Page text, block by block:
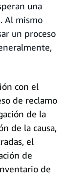
una
Al mismo
un proceso
con el
de reclamo
de la
de la causa,
el
de
de